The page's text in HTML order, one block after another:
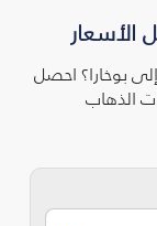
الأسعار
بوخارا؟ احصل
الذهاب